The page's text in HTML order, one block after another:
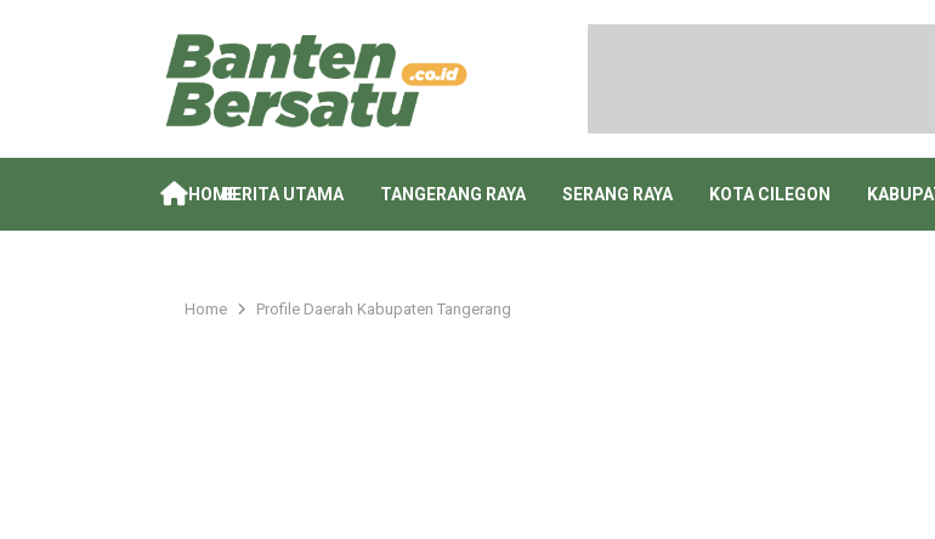
HOMEBERITA UTAMA TANGERANG RAYA SERANG RAYA KOTA CILEGON
Home Profile Daerah Kabupaten Tangerang